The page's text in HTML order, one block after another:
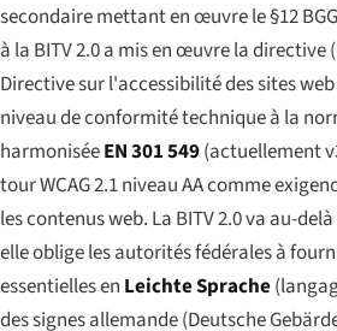
secondaire mettant en œuvre le §12
à la BITV 2.0 a mis en œuvre la directive
Directive sur l'accessibilité des sites
niveau de conformité technique à la
harmoniséeEN 301 549(actuellement
tour WCAG 2.1 niveau AA comme
les contenus web. La BITV 2.0 va au-
elle oblige les autorités fédérales à
essentielles en Leichte Sprache
des signes allemande (Deutsche